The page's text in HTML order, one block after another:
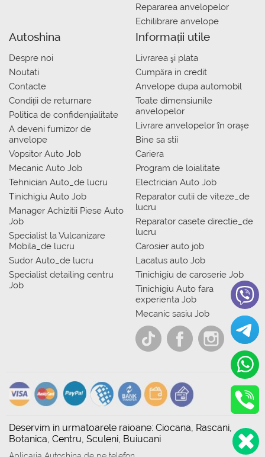
Repararea anvelopelor
Echilibrare anvelope
Autoshina
Despre noi
Noutati
Contacte
Condiții de returnare
Politica de confidențialitate
A deveni furnizor de
anvelope
Vopsitor Auto Job
Mecanic Auto Job
Tehnician Auto_de lucru
Tinichigiu Auto Job
Manager Achizitii Piese Auto
Job
Specialist la Vulcanizare
Mobila_de lucru
Sudor Auto_de lucru
Specialist detailing centru
Job
Informații utile
Livrarea şi plata
Сumpăra in credit
Anvelope dupa automobil
Toate dimensiunile
anvelopelor
Livrare anvelopelor în orașe
Bine sa stii
Cariera
Program de loialitate
Electrician Auto Job
Reparator cutii de viteze_de
lucru
Reparator casete directie_de
lucru
Carosier auto job
Lacatus auto Job
Tinichigiu de caroserie Job
Tinichigiu Auto fara
experienta Job
Mecanic sasiu Job
Deservim in urmatoarele raioane: Ciocana, Rascani,
Botanica, Centru, Sculeni, Buiucani